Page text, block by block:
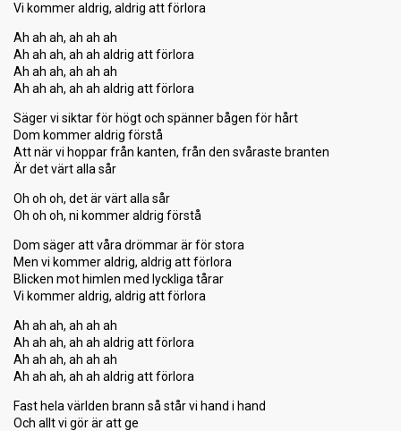
Vi kommer aldrig, aldrig att förlora
Ah ah ah, ah ah ah
Ah ah ah, ah ah aldrig att förlora
Ah ah ah, ah ah ah
Ah ah ah, ah ah aldrig att förlora
Säger vi siktar för högt och spänner bågen för hårt
Dom kommer aldrig förstå
Att när vi hoppar från kanten, från den svåraste branten
Är det värt alla sår
Oh oh oh, det är värt alla sår
Oh oh oh, ni kommer aldrig förstå
Dom säger att våra drömmar är för stora
Men vi kommer aldrig, aldrig att förlora
Blicken mot himlen med lyckliga tårar
Vi kommer aldrig, aldrig att förlora
Ah ah ah, ah ah ah
Ah ah ah, ah ah aldrig att förlora
Ah ah ah, ah ah ah
Ah ah ah, ah ah aldrig att förlora
Fast hela världen brann så står vi hand i hand
Och allt vi gör är att ge